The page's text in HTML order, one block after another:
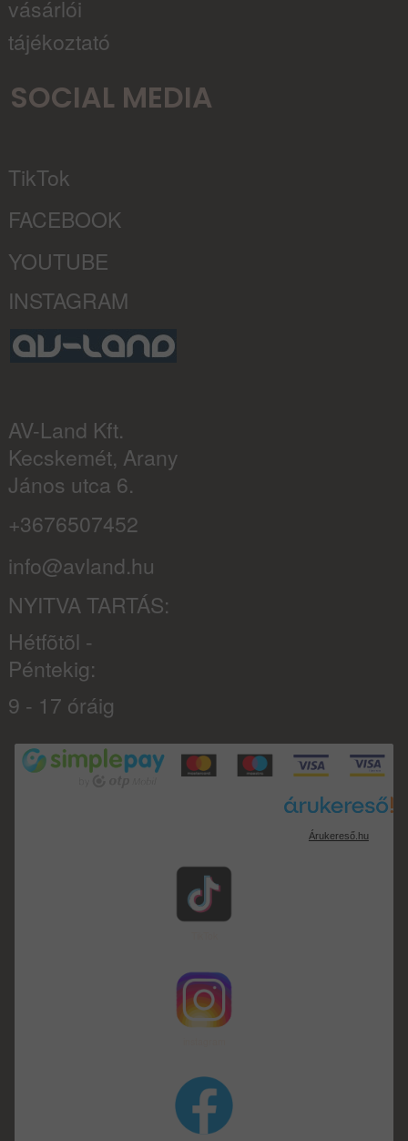
vásárlói
tájékoztató
SOCIAL MEDIA
TikTok
FACEBOOK
YOUTUBE
INSTAGRAM
AV-Land Kft.
Kecskemét, Arany
János utca 6.
+3676507452
info@avland.hu
NYITVA TARTÁS:
Hétfõtõl -
Péntekig:
9 - 17 óráig
Árukereső.hu